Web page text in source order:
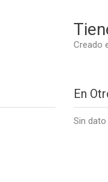
Creado
En
Sin dato